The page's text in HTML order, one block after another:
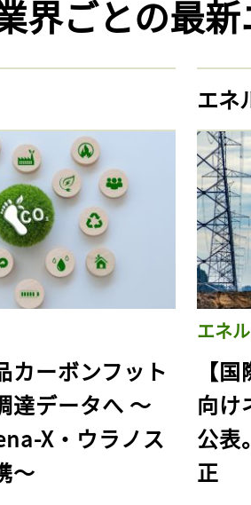
界ごとの最
カーボンフット
達データへ 〜
X・ウラノス
〜
エネ
エネ
【
向け
公表
正